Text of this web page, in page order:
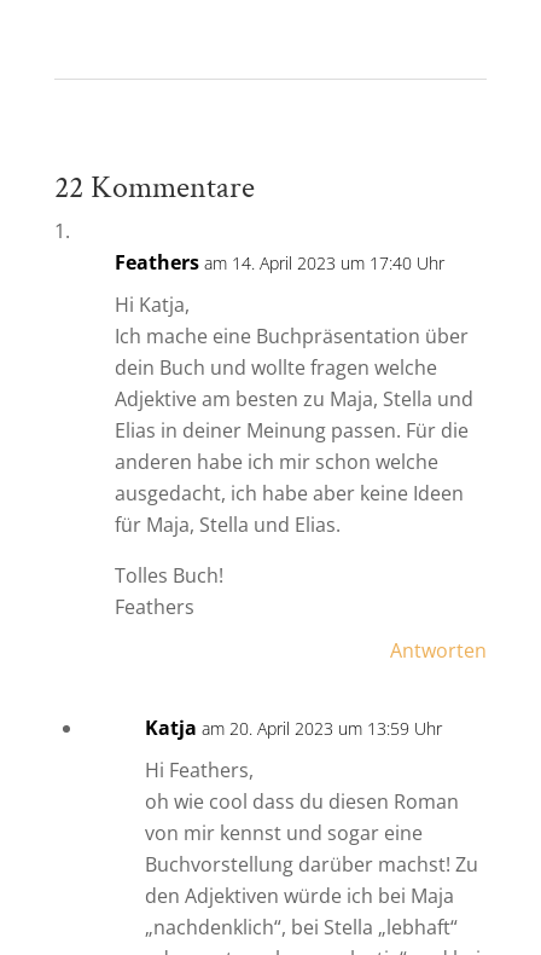
22 Kommentare
Feathers am 14. April 2023 um 17:40 Uhr
Hi Katja,
Ich mache eine Buchpräsentation über
dein Buch und wollte fragen welche
Adjektive am besten zu Maja, Stella und
Elias in deiner Meinung passen. Für die
anderen habe ich mir schon welche
ausgedacht, ich habe aber keine Ideen
für Maja, Stella und Elias.
Tolles Buch!
Feathers
Antworten
Katja am 20. April 2023 um 13:59 Uhr
Hi Feathers,
oh wie cool dass du diesen Roman
von mir kennst und sogar eine
Buchvorstellung darüber machst! Zu
den Adjektiven würde ich bei Maja
„nachdenklich“, bei Stella „lebhaft“